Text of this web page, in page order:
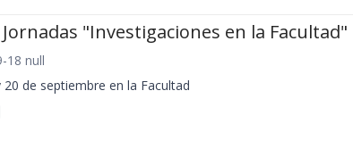
Jornadas "Investigaciones en la Facultad"
18 null
20 de septiembre en la Facultad